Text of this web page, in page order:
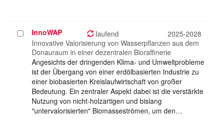
Projekt
auswählen
InnoWAP laufend
2025-2028
Innovative Valorisierung von Wasserpflanzen aus dem
Donauraum in einer dezentralen Bioraffinerie
Angesichts der dringenden Klima- und Umweltprobleme
ist der Übergang von einer erdölbasierten Industrie zu
einer biobasierten Kreislaufwirtschaft von großer
Bedeutung. Ein zentraler Aspekt dabei ist die verstärkte
Nutzung von nicht-holzartigen und bislang
"untervalorisierten" Biomasseströmen, um den…